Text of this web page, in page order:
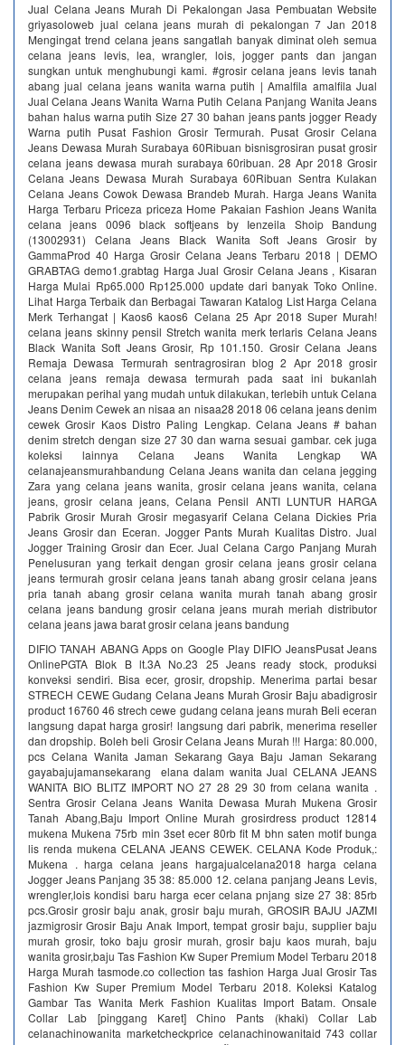
Jual Celana Jeans Murah Di Pekalongan Jasa Pembuatan Website
griyasoloweb jual celana jeans murah di pekalongan 7 Jan 2018
Mengingat trend celana jeans sangatlah banyak diminat oleh semua
celana jeans levis, lea, wrangler, lois, jogger pants dan jangan
sungkan untuk menghubungi kami. #grosir celana jeans levis tanah
abang jual celana jeans wanita warna putih | Amalfila amalfila Jual
Jual Celana Jeans Wanita Warna Putih Celana Panjang Wanita Jeans
bahan halus warna putih Size 27 30 bahan jeans pants jogger Ready
Warna putih Pusat Fashion Grosir Termurah. Pusat Grosir Celana
Jeans Dewasa Murah Surabaya 60Ribuan bisnisgrosiran pusat grosir
celana jeans dewasa murah surabaya 60ribuan. 28 Apr 2018 Grosir
Celana Jeans Dewasa Murah Surabaya 60Ribuan Sentra Kulakan
Celana Jeans Cowok Dewasa Brandeb Murah. Harga Jeans Wanita
Harga Terbaru Priceza priceza Home Pakaian Fashion Jeans Wanita
celana jeans 0096 black softjeans by Ienzeila Shoip Bandung
(13002931) Celana Jeans Black Wanita Soft Jeans Grosir by
GammaProd 40 Harga Grosir Celana Jeans Terbaru 2018 | DEMO
GRABTAG demo1.grabtag Harga Jual Grosir Celana Jeans , Kisaran
Harga Mulai Rp65.000 Rp125.000 update dari banyak Toko Online.
Lihat Harga Terbaik dan Berbagai Tawaran Katalog List Harga Celana
Merk Terhangat | Kaos6 kaos6 Celana 25 Apr 2018 Super Murah!
celana jeans skinny pensil Stretch wanita merk terlaris Celana Jeans
Black Wanita Soft Jeans Grosir, Rp 101.150. Grosir Celana Jeans
Remaja Dewasa Termurah sentragrosiran blog 2 Apr 2018 grosir
celana jeans remaja dewasa termurah pada saat ini bukanlah
merupakan perihal yang mudah untuk dilakukan, terlebih untuk Celana
Jeans Denim Cewek an nisaa an nisaa28 2018 06 celana jeans denim
cewek Grosir Kaos Distro Paling Lengkap. Celana Jeans # bahan
denim stretch dengan size 27 30 dan warna sesuai gambar. cek juga
koleksi lainnya Celana Jeans Wanita Lengkap WA
celanajeansmurahbandung Celana Jeans wanita dan celana jegging
Zara yang celana jeans wanita, grosir celana jeans wanita, celana
jeans, grosir celana jeans, Celana Pensil ANTI LUNTUR HARGA
Pabrik Grosir Murah Grosir megasyarif Celana Celana Dickies Pria
Jeans Grosir dan Eceran. Jogger Pants Murah Kualitas Distro. Jual
Jogger Training Grosir dan Ecer. Jual Celana Cargo Panjang Murah
Penelusuran yang terkait dengan grosir celana jeans grosir celana
jeans termurah grosir celana jeans tanah abang grosir celana jeans
pria tanah abang grosir celana wanita murah tanah abang grosir
celana jeans bandung grosir celana jeans murah meriah distributor
celana jeans jawa barat grosir celana jeans bandung
DIFIO TANAH ABANG Apps on Google Play DIFIO JeansPusat Jeans
OnlinePGTA Blok B lt.3A No.23 25 Jeans ready stock, produksi
konveksi sendiri. Bisa ecer, grosir, dropship. Menerima partai besar
STRECH CEWE Gudang Celana Jeans Murah Grosir Baju abadigrosir
product 16760 46 strech cewe gudang celana jeans murah Beli eceran
langsung dapat harga grosir! langsung dari pabrik, menerima reseller
dan dropship. Boleh beli Grosir Celana Jeans Murah !!! Harga: 80.000,
pcs Celana Wanita Jaman Sekarang Gaya Baju Jaman Sekarang
gayabajujamansekarang elana dalam wanita Jual CELANA JEANS
WANITA BIO BLITZ IMPORT NO 27 28 29 30 from celana wanita .
Sentra Grosir Celana Jeans Wanita Dewasa Murah Mukena Grosir
Tanah Abang,Baju Import Online Murah grosirdress product 12814
mukena Mukena 75rb min 3set ecer 80rb fit M bhn saten motif bunga
lis renda mukena CELANA JEANS CEWEK. CELANA Kode Produk,:
Mukena . harga celana jeans hargajualcelana2018 harga celana
Jogger Jeans Panjang 35 38: 85.000 12. celana panjang Jeans Levis,
wrengler,lois kondisi baru harga ecer celana pnjang size 27 38: 85rb
pcs.Grosir grosir baju anak, grosir baju murah, GROSIR BAJU JAZMI
jazmigrosir Grosir Baju Anak Import, tempat grosir baju, supplier baju
murah grosir, toko baju grosir murah, grosir baju kaos murah, baju
wanita grosir,baju Tas Fashion Kw Super Premium Model Terbaru 2018
Harga Murah tasmode.co collection tas fashion Harga Jual Grosir Tas
Fashion Kw Super Premium Model Terbaru 2018. Koleksi Katalog
Gambar Tas Wanita Merk Fashion Kualitas Import Batam. Onsale
Collar Lab [pinggang Karet] Chino Pants (khaki) Collar Lab
celanachinowanita marketcheckprice celanachinowanitaid 743 collar